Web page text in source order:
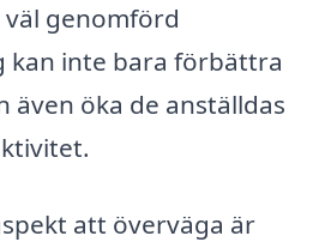
genomförd
kan inte bara förbättra
även öka de anställdas
att överväga är